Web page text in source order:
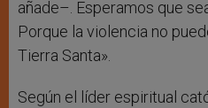
añade–. Esperamos que
Porque la violencia no
Tierra Santa».
Según el líder espiritual